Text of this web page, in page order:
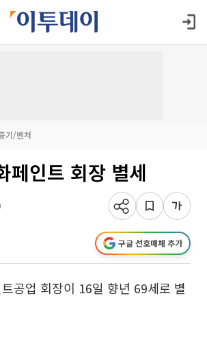
기/벤처
페인트 회장 별세
구글 선호매체 추가
공업 회장이 16일 향년 69세로 별